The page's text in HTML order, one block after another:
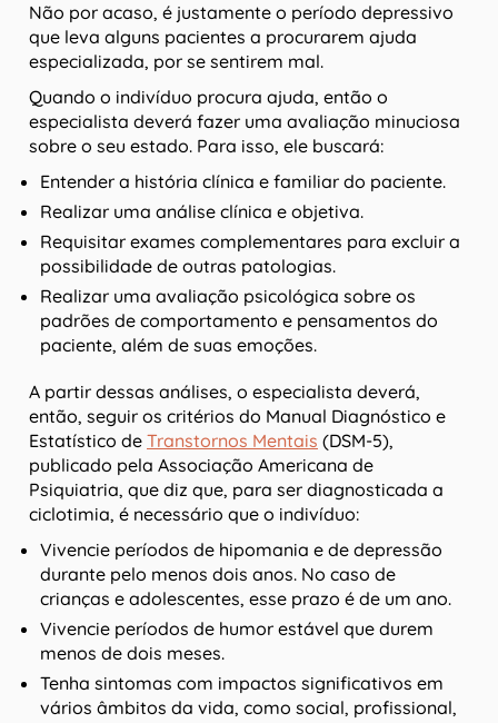
Não por acaso, é justamente o período depressivo
que leva alguns pacientes a procurarem ajuda
especializada, por se sentirem mal.
Quando o indivíduo procura ajuda, então o
especialista deverá fazer uma avaliação minuciosa
sobre o seu estado. Para isso, ele buscará:
Entender a história clínica e familiar do paciente.
Realizar uma análise clínica e objetiva.
Requisitar exames complementares para excluir a
possibilidade de outras patologias.
Realizar uma avaliação psicológica sobre os
padrões de comportamento e pensamentos do
paciente, além de suas emoções.
A partir dessas análises, o especialista deverá,
então, seguir os critérios do Manual Diagnóstico e
Estatístico de Transtornos Mentais (DSM-5),
publicado pela Associação Americana de
Psiquiatria, que diz que, para ser diagnosticada a
ciclotimia, é necessário que o indivíduo:
Vivencie períodos de hipomania e de depressão
durante pelo menos dois anos. No caso de
crianças e adolescentes, esse prazo é de um ano.
Vivencie períodos de humor estável que durem
menos de dois meses.
Tenha sintomas com impactos significativos em
vários âmbitos da vida, como social, profissional,